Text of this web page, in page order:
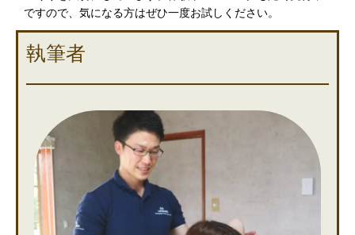
ですので、気になる方はぜひ一度お試しください。
執筆者